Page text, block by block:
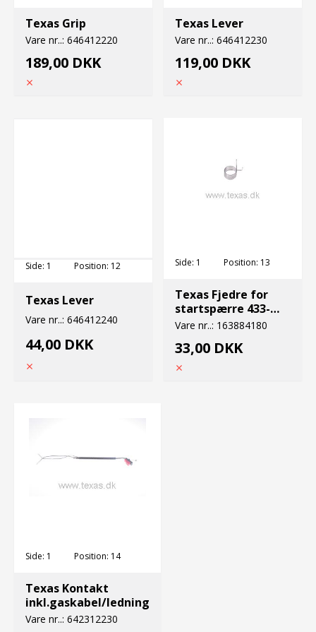
Texas Grip
Vare nr..: 646412220
189,00 DKK
Texas Lever
Vare nr..: 646412230
119,00 DKK
Side: 1 Position: 12
Texas Lever
Vare nr..: 646412240
44,00 DKK
Side: 1 Position: 13
Texas Fjedre for
startspærre 433-
341m-342m
Vare nr..: 163884180
33,00 DKK
Side: 1 Position: 14
Texas Kontakt
inkl.gaskabel/ledning
Vare nr..: 642312230